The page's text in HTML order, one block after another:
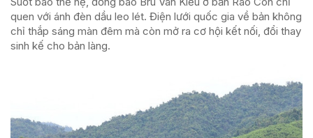
quen với ánh đèn dầu leo lét. Điện lưới quốc gia về bản không
chỉ thắp sáng màn đêm mà còn mở ra cơ hội kết nối, đổi thay
sinh kế cho bản làng.